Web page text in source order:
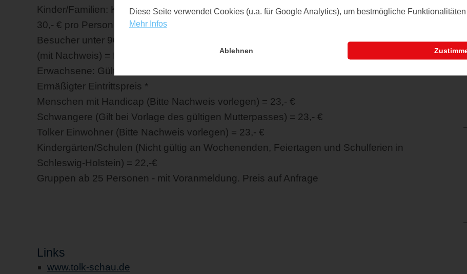
Kinder/Familien: Kinder ab 90 cm Körpergröße und Familien ab 2 zahlenden Personen =
30,- € pro Person
Besucher unter 90 cm Größe oder unter 2 Jahren (mit Nachweis) und Geburtstagskinder
(mit Nachweis) = freier Eintritt!
Erwachsene: Gültig für alle ab 18 Jahren = 33,- €
Ermäßigter Eintrittspreis *
Menschen mit Handicap (Bitte Nachweis vorlegen) = 23,- €
Schwangere (Gilt bei Vorlage des gültigen Mutterpasses) = 23,- €
Tolker Einwohner (Bitte Nachweis vorlegen) = 23,- €
Kindergärten/Schulen (Nicht gültig an Wochenenden, Feiertagen und Schulferien in
Schleswig-Holstein) = 22,-€
Gruppen ab 25 Personen - mit Voranmeldung. Preis auf Anfrage
Links
www.tolk-schau.de
Diese Seite verwendet Cookies (u.a. für Google Analytics), um bestmögliche
Mehr Infos
Ablehnen